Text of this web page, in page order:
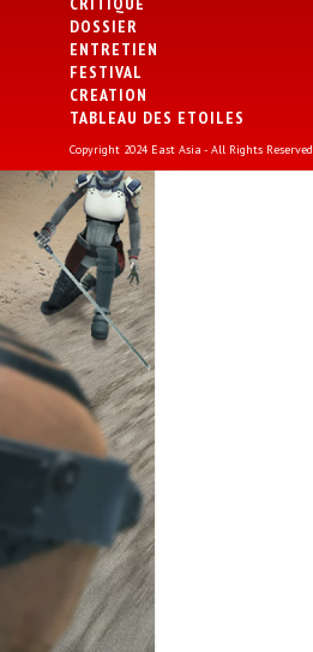
DOSSIER
ENTRETIEN
FESTIVAL
CREATION
TABLEAU DES ETOILES
Copyright 2024 East Asia - All Rights Reserved